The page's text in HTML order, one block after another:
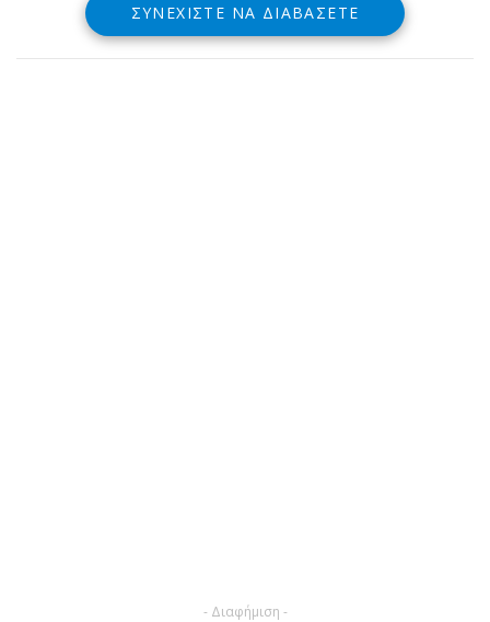
ΣΥΝΕΧΊΣΤΕ ΝΑ ΔΙΑΒΆΣΕΤΕ
- Διαφήμιση -